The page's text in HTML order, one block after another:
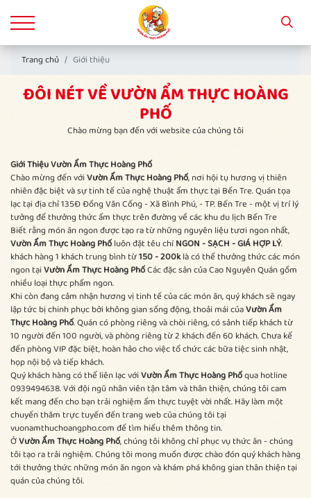
Trang chủ Giới thiệu
ĐÔI NÉT VỀ VƯỜN ẨM THỰC HOÀNG
PHỐ
Chào mừng bạn đến với website của chúng tôi
Giới Thiệu Vườn Ẩm Thực Hoàng Phố
Chào mừng đến vớiVườn Ẩm Thực Hoàng Phố, nơi hội tụ hương vị thiên
nhiên đặc biệt và sự tinh tế của nghệ thuật ẩm thực tại Bến Tre. Quán tọa
lạc tại địa chỉ 135Đ Đồng Văn Cống - Xã Bình Phú, - TP. Bến Tre - một vị trí lý
tưởng để thưởng thức ẩm thực trên đường về các khu du lịch Bến Tre
Biết rằng món ăn ngon được tạo ra từ những nguyên liệu tươi ngon nhất,
Vườn Ẩm Thực Hoàng Phốluôn đặt têu chíNGON - SẠCH - GIÁ HỢP LÝ.
khách hàng 1 khách trung bình từ150 - 200klà có thể thưởng thức các món
ngon tạiVườn Ẩm Thực Hoàng PhốCác đặc sản của Cao Nguyên Quán gồm
nhiều loại thực phẩm ngon.
Khi còn đang cảm nhận hương vị tinh tế của các món ăn, quý khách sẽ ngay
lập tức bị chinh phục bởi không gian sống động, thoải mái củaVườn Ẩm
Thực Hoàng Phố. Quán có phòng riêng và chòi riêng, có sảnh tiếp khách từ
10 người đến 100 người, và phòng riêng từ 2 khách đến 60 khách. Chưa kể
đến phòng VIP đặc biệt, hoàn hảo cho việc tổ chức các bữa tiệc sinh nhật,
họp nội bộ và tiếp khách.
Quý khách hàng có thể liên lạc vớiVườn Ẩm Thực Hoàng Phốqua hotline
0939494638. Với đội ngũ nhân viên tận tâm và thân thiện, chúng tôi cam
kết mang đến cho bạn trải nghiệm ẩm thực tuyệt vời nhất. Hãy làm một
chuyến thăm trực tuyến đến trang web của chúng tôi tại
vuonamthuchoangpho.com để tìm hiểu thêm thông tin.
ỞVườn Ẩm Thực Hoàng Phố, chúng tôi không chỉ phục vụ thức ăn - chúng
tôi tạo ra trải nghiệm. Chúng tôi mong muốn được chào đón quý khách hàng
tới thưởng thức những món ăn ngon và khám phá không gian thân thiện tại
quán của chúng tôi.